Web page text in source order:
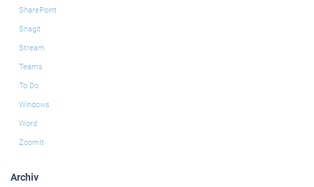
SharePoint
Snagit
Stream
Teams
To Do
Windows
Word
ZoomIt
Archiv